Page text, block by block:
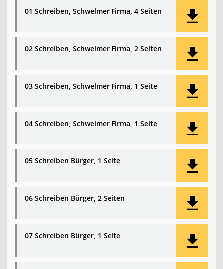
01 Schreiben, Schwelmer Firma, 4 Seiten
02 Schreiben, Schwelmer Firma, 2 Seiten
03 Schreiben, Schwelmer Firma, 1 Seite
04 Schreiben, Schwelmer Firma, 1 Seite
05 Schreiben Bürger, 1 Seite
06 Schreiben Bürger, 2 Seiten
07 Schreiben Bürger, 1 Seite